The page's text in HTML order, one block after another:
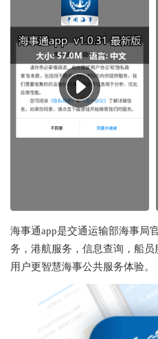
海事通app是交通运输部海事局
务，港航服务，信息查询，船
用户更智慧海事公共服务体验。